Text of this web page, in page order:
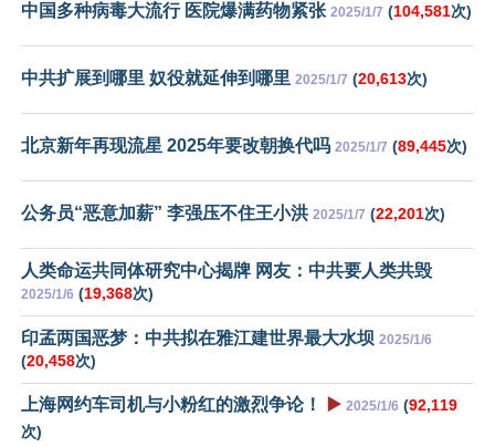
中国多种病毒大流行 医院爆满药物紧张 2025/1/7 (104,581次)
中共扩展到哪里 奴役就延伸到哪里 2025/1/7 (20,613次)
北京新年再现流星 2025年要改朝换代吗 2025/1/7 (89,445次)
公务员“恶意加薪” 李强压不住王小洪 2025/1/7 (22,201次)
人类命运共同体研究中心揭牌 网友：中共要人类共毁
2025/1/6 (19,368次)
印孟两国恶梦：中共拟在雅江建世界最大水坝 2025/1/6
(20,458次)
上海网约车司机与小粉红的激烈争论！ ▶️ 2025/1/6 (92,119
次)